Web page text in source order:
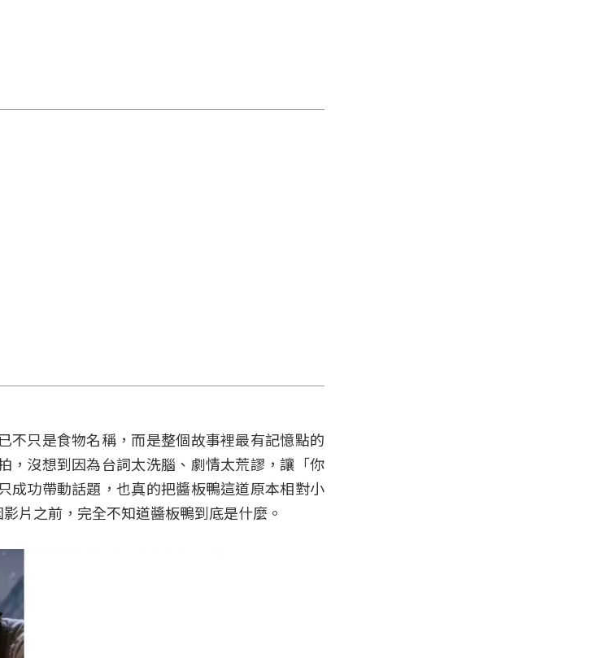
不只是食物名稱，而是整個故事裡最有記憶點的
，沒想到因為台詞太洗腦、劇情太荒謬，讓「你
成功帶動話題，也真的把醬板鴨這道原本相對小
片之前，完全不知道醬板鴨到底是什麼。